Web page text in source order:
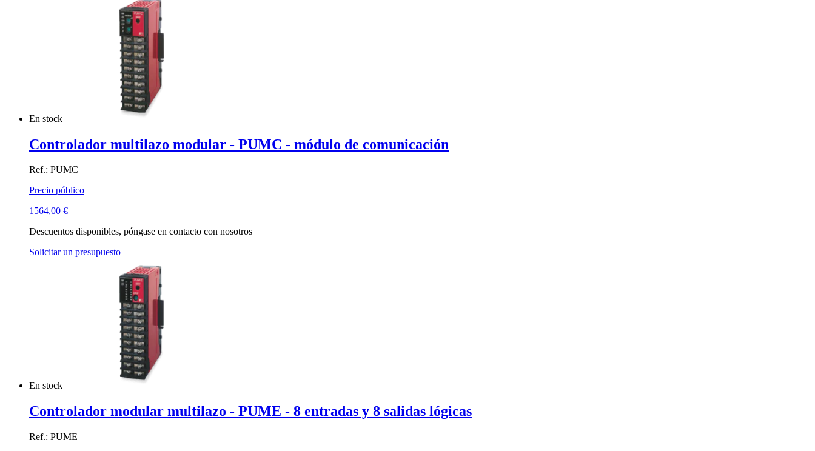
En stock
Controlador multilazo modular - PUMC - módulo de comunicación
Ref.: PUMC
Precio público
1564,00 €
Descuentos disponibles, póngase en contacto con nosotros
Solicitar un presupuesto
En stock
Controlador modular multilazo - PUME - 8 entradas y 8 salidas lógicas
Ref.: PUME